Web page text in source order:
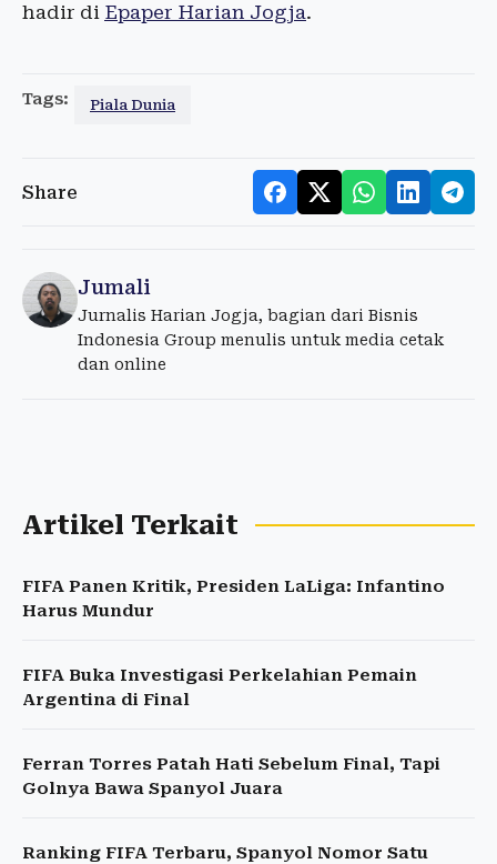
hadir di Epaper Harian Jogja.
Tags: Piala Dunia
Share
Jumali
Jurnalis Harian Jogja, bagian dari Bisnis
Indonesia Group menulis untuk media cetak
dan online
Artikel Terkait
FIFA Panen Kritik, Presiden LaLiga: Infantino
Harus Mundur
FIFA Buka Investigasi Perkelahian Pemain
Argentina di Final
Ferran Torres Patah Hati Sebelum Final, Tapi
Golnya Bawa Spanyol Juara
Ranking FIFA Terbaru, Spanyol Nomor Satu